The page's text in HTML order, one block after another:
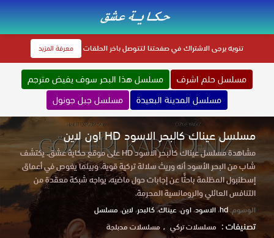
تنويهيرجى الاشتراك في صفحتنا لتتوصل باخر الحلقات معرفة المزيد
مسلسل حلم اشرف
مسلسل هذا البحر سوف يفيض مترجم
مسلسل المدينة البعيدة
مسلسل جبل جونول
مسلسل عيناك كالبحر الاسود HD اون لاين
مشاهدة مسلسل عيناك كالبحر الاسود HD على موقع حكاية عشق. يكتشف
شاب من البحر الأسود أنه وريث سلالة تركية قوية. وبينما يغوص في أعماق
إسطنبول المظلمة باحثًا عن إجابات حول ماضيه، يواجه شبكة معقدة من
التنافس العائلي والرومانسية المحرمة.
الوسوم:hd،الاسود،اون،عيناك،كالبحر،لاين،مسلسل
تصنيفات : مسلسلات تركي مسلسلات مدبلجة